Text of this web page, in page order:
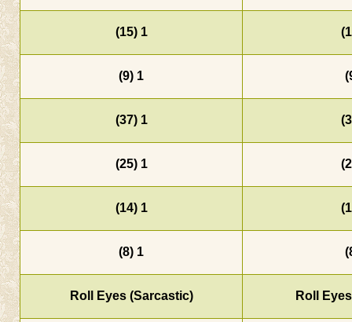
1 (15)
1 (9)
1 (37)
1 (25)
1 (14)
1 (8)
Roll Eyes (Sarcastic)